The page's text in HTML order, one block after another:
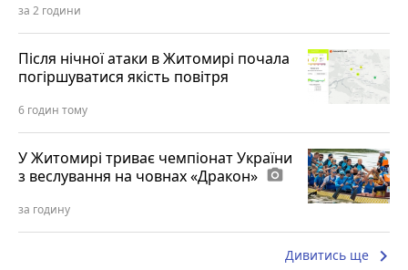
за 2 години
Після нічної атаки в Житомирі почала
погіршуватися якість повітря
6 годин тому
У Житомирі триває чемпіонат України
з веслування на човнах «Дракон» photo_camera
за годину
Дивитись ще keyboard_arrow_right